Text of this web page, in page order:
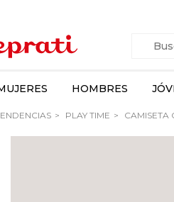
HOMBRES
PLAY TIME CAMISETA